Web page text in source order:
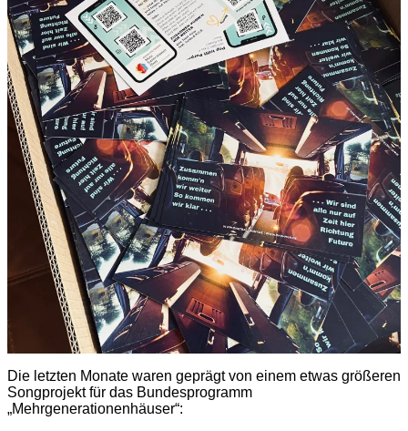
Die letzten Monate waren geprägt von einem etwas größeren
Songprojekt für das Bundesprogramm
„Mehrgenerationenhäuser“: